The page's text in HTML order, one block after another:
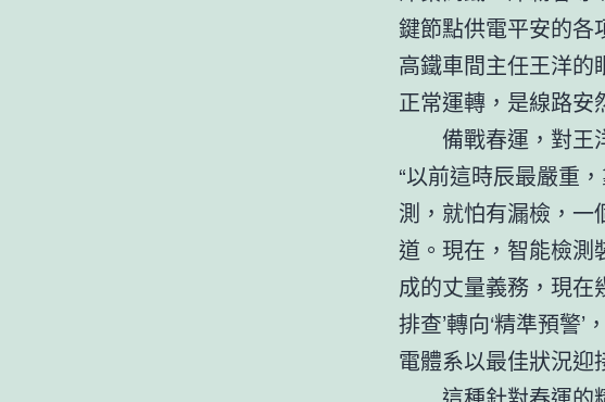
鍵節點供電平安的各
高鐵車間主任王洋的
正常運轉，是線路安
備戰春運，對王
“以前這時辰最嚴重
測，就怕有漏檢，一
道。現在，智能檢測
成的丈量義務，現在
排查’轉向‘精準預警
電體系以最佳狀況迎